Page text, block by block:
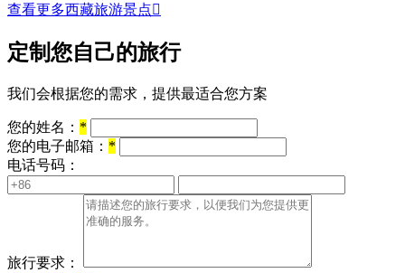
查看更多西藏旅游景点
定制您自己的旅行
我们会根据您的需求，提供最适合您方案
您的姓名： *
您的电子邮箱： *
电话号码：
旅行要求：